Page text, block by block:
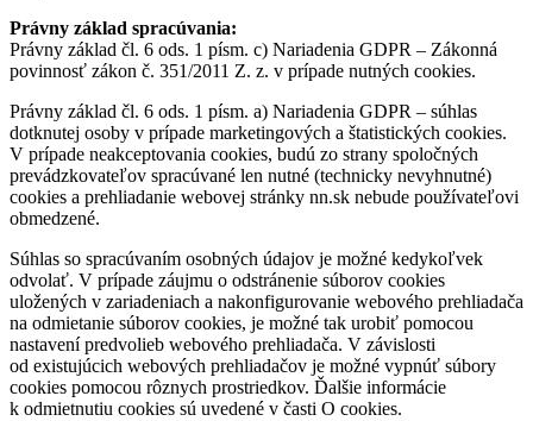
Právny základ spracúvania:
Právny základ čl. 6 ods. 1 písm. c) Nariadenia GDPR – Zákonná
povinnosť zákon č. 351/2011 Z. z. v prípade nutných cookies.
Právny základ čl. 6 ods. 1 písm. a) Nariadenia GDPR – súhlas
dotknutej osoby v prípade marketingových a štatistických cookies.
V prípade neakceptovania cookies, budú zo strany spoločných
prevádzkovateľov spracúvané len nutné (technicky nevyhnutné)
cookies a prehliadanie webovej stránky nn.sk nebude používateľovi
obmedzené.
Súhlas so spracúvaním osobných údajov je možné kedykoľvek
odvolať. V prípade záujmu o odstránenie súborov cookies
uložených v zariadeniach a nakonfigurovanie webového prehliadača
na odmietanie súborov cookies, je možné tak urobiť pomocou
nastavení predvolieb webového prehliadača. V závislosti
od existujúcich webových prehliadačov je možné vypnúť súbory
cookies pomocou rôznych prostriedkov. Ďalšie informácie
k odmietnutiu cookies sú uvedené v časti O cookies.